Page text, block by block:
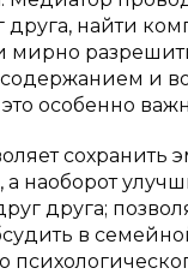
найти
мирно
и
особенно
наоборот
друга;
в